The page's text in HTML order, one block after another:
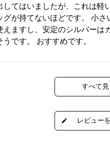
してはいましたが、これは軽
グが持てないほどです。 小
えますし、安定のシルバーは
うです。 おすすめです。